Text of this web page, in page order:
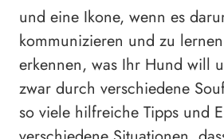
und eine Ikone, wenn es
kommunizieren und zu
erkennen, was Ihr Hund will
zwar durch verschiedene
so viele hilfreiche Tipps und